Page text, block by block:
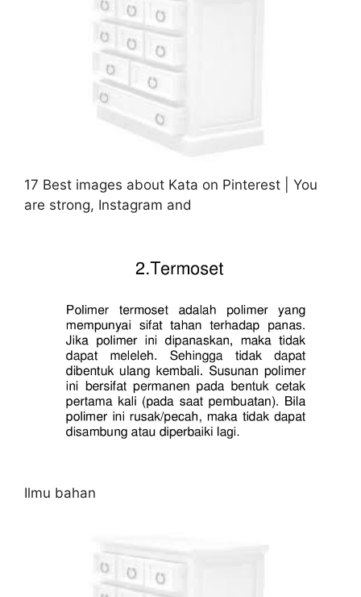
17 Best images about Kata on Pinterest | You
are strong, Instagram and
Ilmu bahan